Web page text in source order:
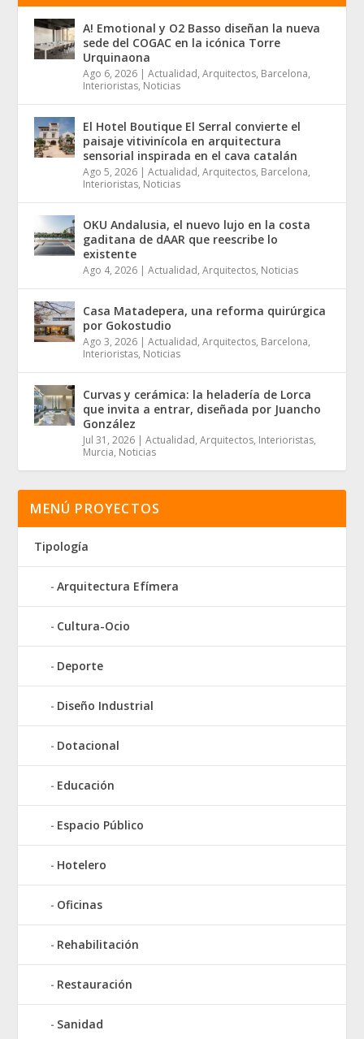
A! Emotional y O2 Basso diseñan la nueva
sede del COGAC en la icónica Torre
Urquinaona
Ago 6, 2026 |Actualidad,Arquitectos, Barcelona,
Interioristas, Noticias
El Hotel Boutique El Serral convierte el
paisaje vitivinícola en arquitectura
sensorial inspirada en el cava catalán
Ago 5, 2026 |Actualidad,Arquitectos, Barcelona,
Interioristas, Noticias
OKU Andalusia, el nuevo lujo en la costa
gaditana de dAAR que reescribe lo
existente
Ago 4, 2026 |Actualidad,Arquitectos, Noticias
Casa Matadepera, una reforma quirúrgica
por Gokostudio
Ago 3, 2026 |Actualidad,Arquitectos, Barcelona,
Interioristas, Noticias
Curvas y cerámica: la heladería de Lorca
que invita a entrar, diseñada por Juancho
González
Jul 31, 2026 |Actualidad,Arquitectos, Interioristas,
Murcia, Noticias
MENÚ PROYECTOS
Tipología
Arquitectura Efímera
Cultura-Ocio
Deporte
Diseño Industrial
Dotacional
Educación
Espacio Público
Hotelero
Oficinas
Rehabilitación
Restauración
Sanidad